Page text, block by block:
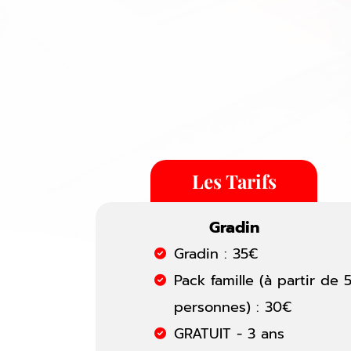
Les Tarifs
Gradin
Gradin : 35€
Pack famille (à partir de 5
personnes) : 30€
GRATUIT - 3 ans